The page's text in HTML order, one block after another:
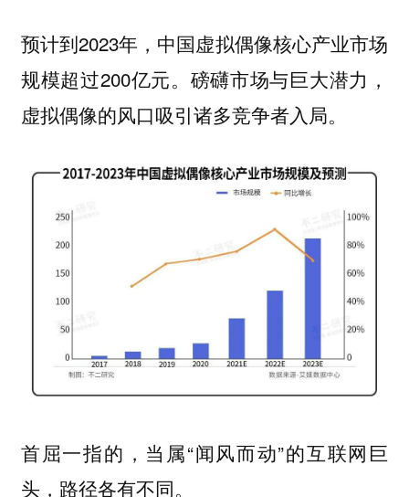
预计到2023年，中国虚拟偶像核心产业市场
规模超过200亿元。磅礴市场与巨大潜力，
虚拟偶像的风口吸引诸多竞争者入局。
首屈一指的，当属“闻风而动”的互联网巨
头，路径各有不同。